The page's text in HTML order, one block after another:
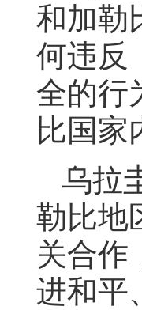
和加勒
何违反
全的行
比国家
乌拉
勒比地
关合作
进和平